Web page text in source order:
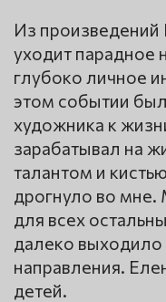
Из произведений
уходит парадное
глубоко личное
этом событии
художника к
зарабатывал на
талантом и
дрогнуло во
для всех
далеко выходило
направления.
детей.